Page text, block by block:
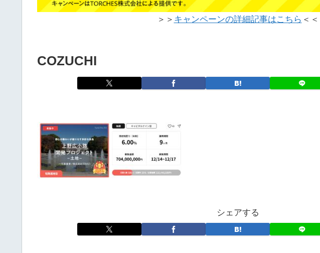
＞＞ キャンペーンの詳細記事はこちら ＜＜
COZUCHI
シェアする